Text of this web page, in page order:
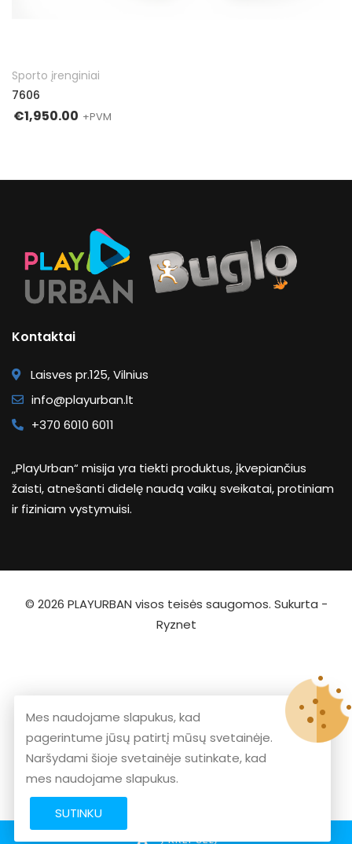
Į KREPŠELĮ
Sporto įrenginiai
7606
€1,950.00 +PVM
Kontaktai
Laisves pr.125, Vilnius
info@playurban.lt
+370 6010 6011
„PlayUrban“ misija yra tiekti produktus, įkvepiančius
žaisti, atnešanti didelę naudą vaikų sveikatai, protiniam
ir fiziniam vystymuisi.
© 2026 PLAYURBAN visos teisės saugomos. Sukurta -
Ryznet
Mes naudojame slapukus, kad
pagerintume jūsų patirtį mūsų svetainėje.
Naršydami šioje svetainėje sutinkate, kad
mes naudojame slapukus.
SUTINKU